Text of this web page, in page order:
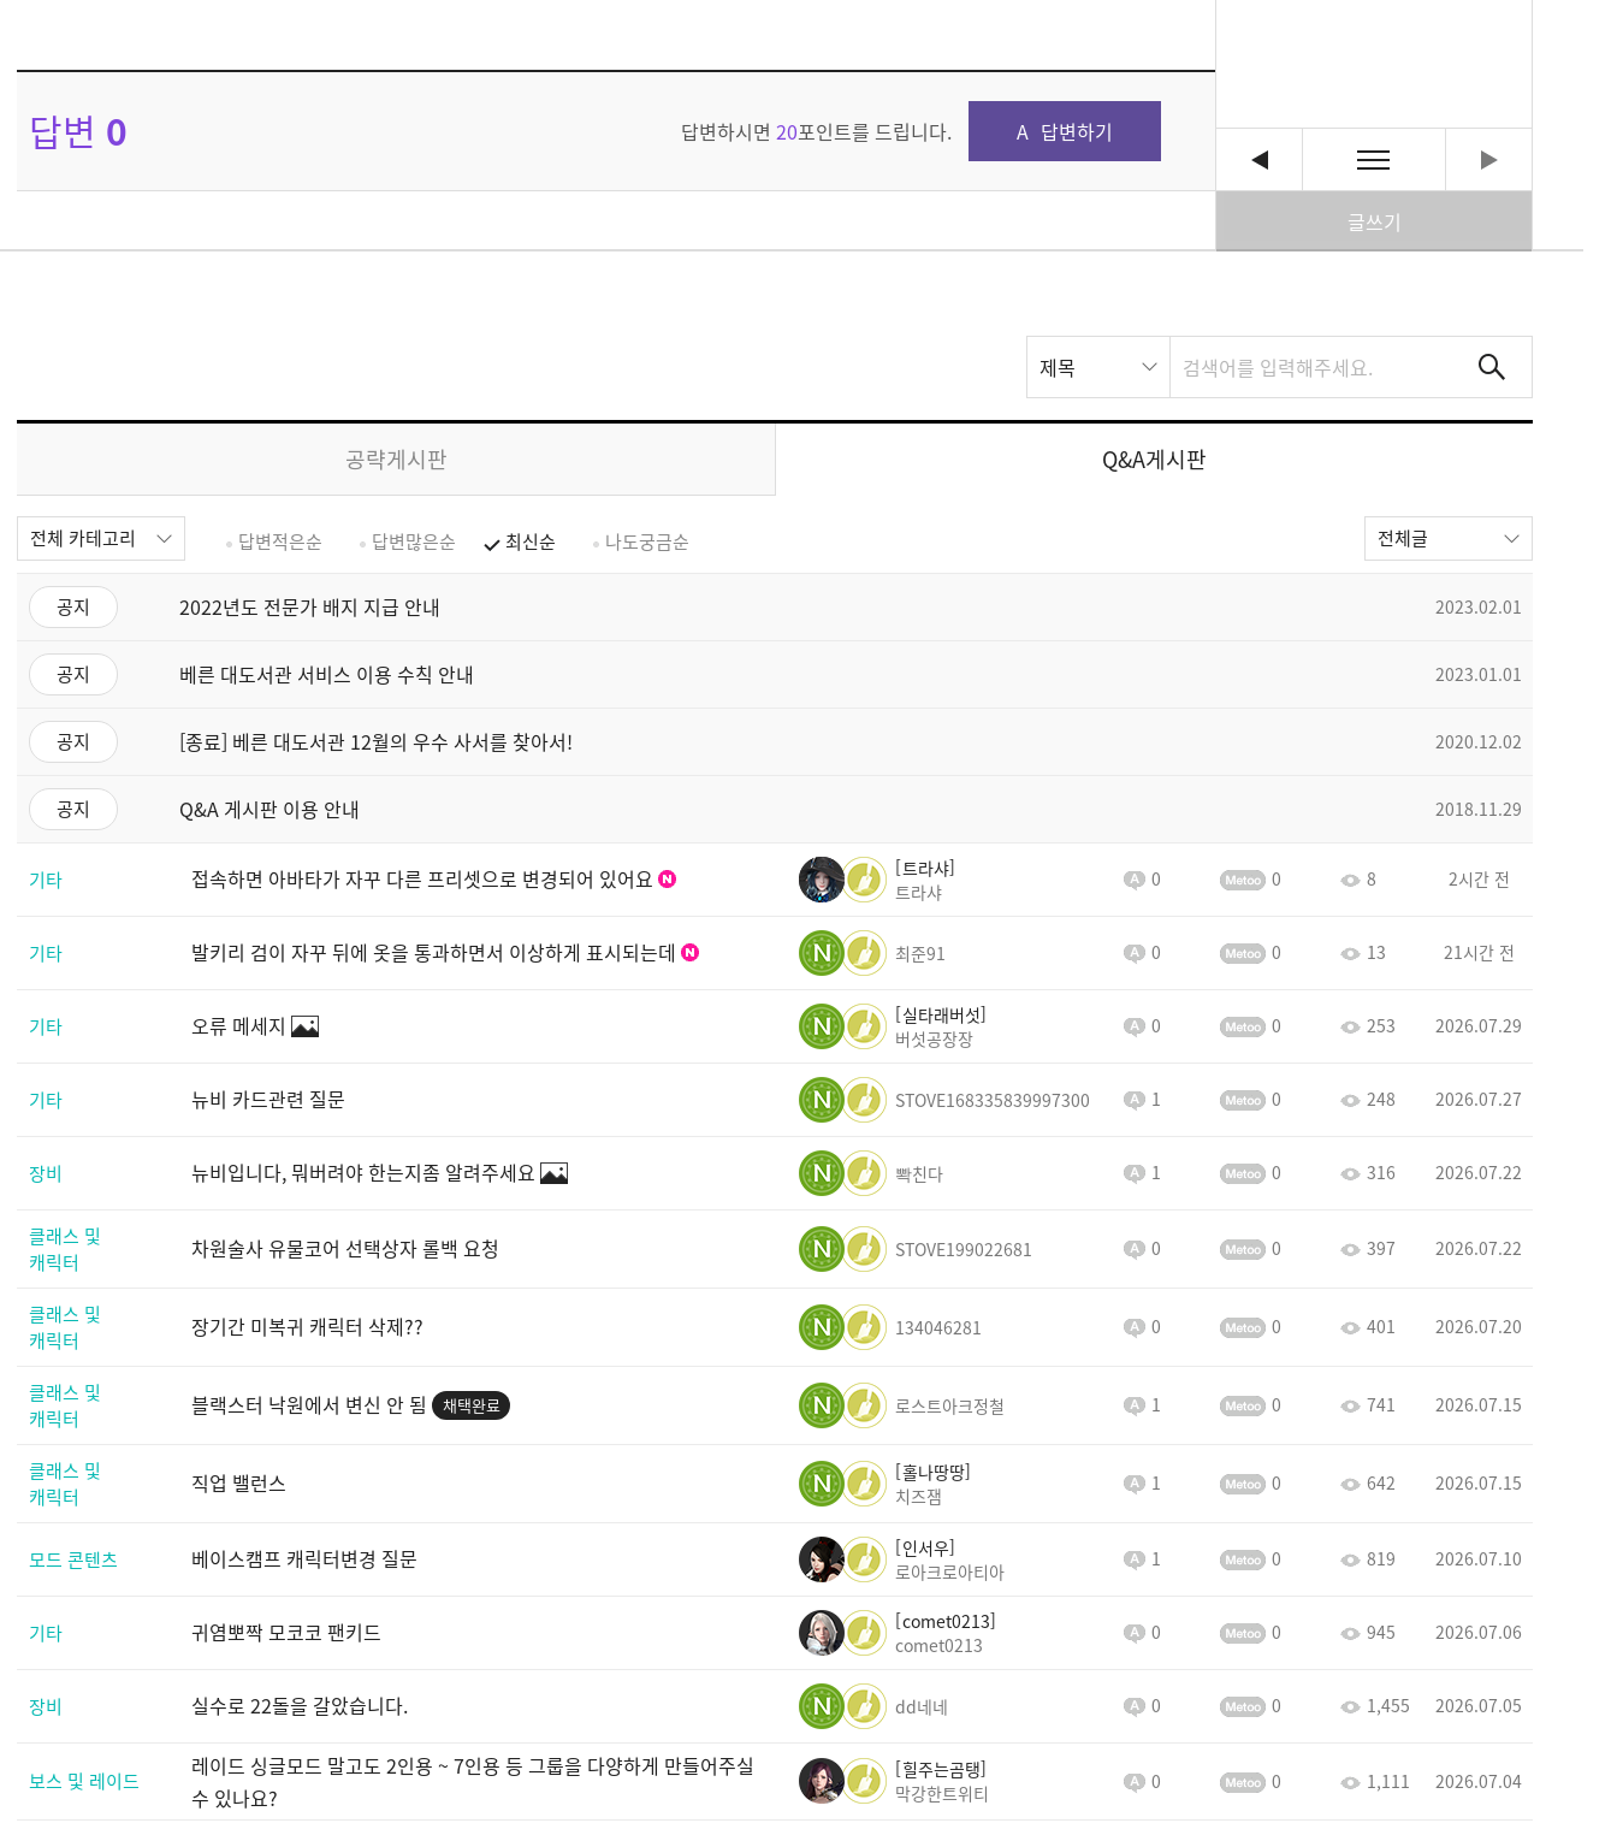
글쓰기
답변 0 답변하시면 20포인트를 드립니다. 답변하기
스
트
제목
공략게시판 Q&A게시판
전체 카테고리 답변적은순 답변많은순 최신순 나도궁금순 전체글
공지 2022년도 전문가 배지 지급 안내 2023.02.01
공지 베른 대도서관 서비스 이용 수칙 안내 2023.01.01
공지 [종료] 베른 대도서관 12월의 우수 사서를 찾아서! 2020.12.02
공지 Q&A 게시판 이용 안내 2018.11.29
기타 접속하면 아바타가 자꾸 다른 프리셋으로 변경되어 있어요
트라샤
트라샤
0 0 8 2시간 전
기타 발키리 검이 자꾸 뒤에 옷을 통과하면서 이상하게 표시되는데 최준91 0 0 13 21시간 전
기타 오류 메세지
실타래버섯
버섯공장장
0 0 253 2026.07.29
기타 뉴비 카드관련 질문 STOVE168335839997300 1 0 248 2026.07.27
장비 뉴비입니다, 뭐버려야 한는지좀 알려주세요 뽝친다 1 0 316 2026.07.22
클래스 및
캐릭터
차원술사 유물코어 선택상자 롤백 요청 STOVE199022681 0 0 397 2026.07.22
클래스 및
캐릭터
장기간 미복귀 캐릭터 삭제?? 134046281 0 0 401 2026.07.20
클래스 및
캐릭터
블랙스터 낙원에서 변신 안 됨 채택완료 로스트아크정철 1 0 741 2026.07.15
클래스 및
캐릭터
직업 밸런스
홀나땅땅
치즈잼
1 0 642 2026.07.15
모드 콘텐츠 베이스캠프 캐릭터변경 질문
인서우
로아크로아티아
1 0 819 2026.07.10
기타 귀염뽀짝 모코코 팬키드
comet0213
comet0213
0 0 945 2026.07.06
장비 실수로 22돌을 갈았습니다. dd네네 0 0 1,455 2026.07.05
보스 및 레이드
레이드 싱글모드 말고도 2인용 ~ 7인용 등 그룹을 다양하게 만들어주실
수 있나요?
힐주는곰탱
막강한트위티
0 0 1,111 2026.07.04